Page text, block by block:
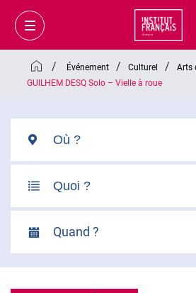
MON PANIER
/ Événement / Culturel / Arts
GUILHEM DESQ Solo – Vielle à roue
Quand ?